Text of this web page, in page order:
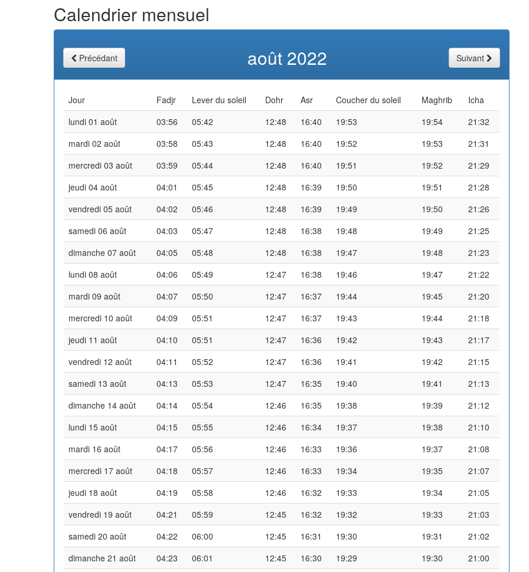
Calendrier mensuel
Précédant août 2022 Suivant
Jour Fadjr Lever du soleil Dohr Asr Coucher du soleil Maghrib
Icha
lundi 01 août
03:56 05:42 12:48 16:40 19:53 19:54
21:32
mardi 02 août
03:58 05:43 12:48 16:40 19:52 19:53
21:31
mercredi 03 août
03:59 05:44 12:48 16:40 19:51 19:52
21:29
jeudi 04 août
04:01 05:45 12:48 16:39 19:50 19:51
21:28
vendredi 05 août
04:02 05:46 12:48 16:39 19:49 19:50
21:26
samedi 06 août
04:03 05:47 12:48 16:38 19:48 19:49
21:25
dimanche 07 août
04:05 05:48 12:48 16:38 19:47 19:48
21:23
lundi 08 août
04:06 05:49 12:47 16:38 19:46 19:47
21:22
mardi 09 août
04:07 05:50 12:47 16:37 19:44 19:45
21:20
mercredi 10 août
04:09 05:51 12:47 16:37 19:43 19:44
21:18
jeudi 11 août
04:10 05:51 12:47 16:36 19:42 19:43
21:17
vendredi 12 août
04:11 05:52 12:47 16:36 19:41 19:42
21:15
samedi 13 août
04:13 05:53 12:47 16:35 19:40 19:41
21:13
dimanche 14 août
04:14 05:54 12:46 16:35 19:38 19:39
21:12
lundi 15 août
04:15 05:55 12:46 16:34 19:37 19:38
21:10
mardi 16 août
04:17 05:56 12:46 16:33 19:36 19:37
21:08
mercredi 17 août
04:18 05:57 12:46 16:33 19:34 19:35
21:07
jeudi 18 août
04:19 05:58 12:46 16:32 19:33 19:34
21:05
vendredi 19 août
04:21 05:59 12:45 16:32 19:32 19:33
21:03
samedi 20 août
04:22 06:00 12:45 16:31 19:30 19:31
21:02
dimanche 21 août
04:23 06:01 12:45 16:30 19:29 19:30
21:00